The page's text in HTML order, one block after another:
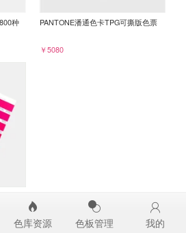
种
PANTONE潘通色卡TPG可撕版色票
￥5080
色库资源 色板管理 我的